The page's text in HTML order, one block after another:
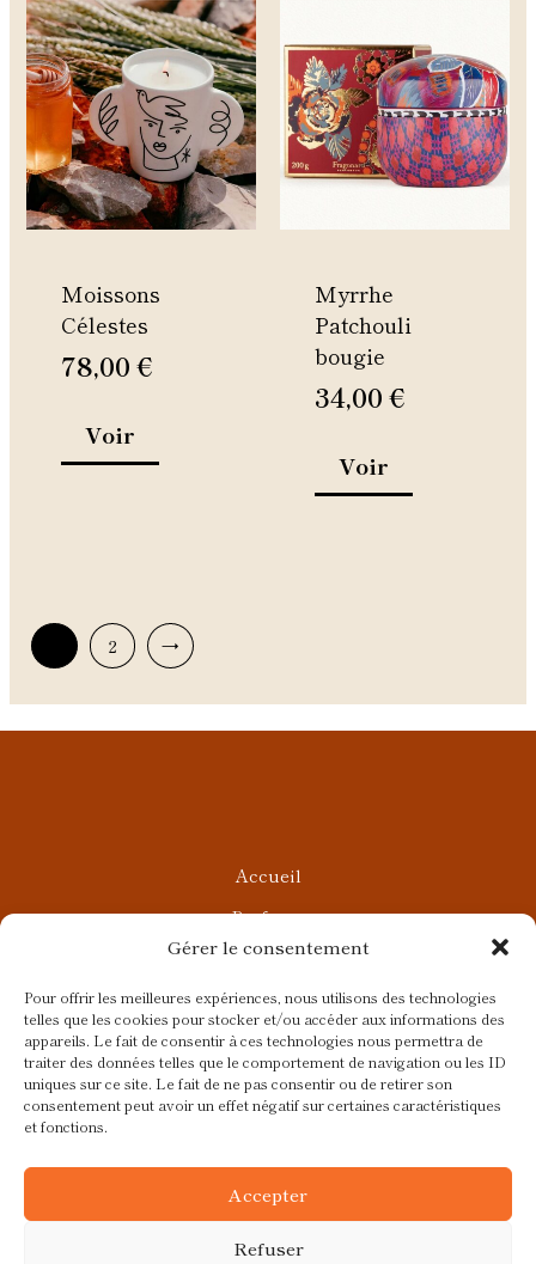
Gérer le consentement
Pour offrir les meilleures expériences, nous utilisons des technologies
telles que les cookies pour stocker et/ou accéder aux informations des
appareils. Le fait de consentir à ces technologies nous permettra de
traiter des données telles que le comportement de navigation ou les ID
uniques sur ce site. Le fait de ne pas consentir ou de retirer son
consentement peut avoir un effet négatif sur certaines caractéristiques
et fonctions.
Accepter
Refuser
Moissons
Célestes
78,00€
Voir
Ce
produit
a
plusieurs
variations.
Les
options
peuvent
choisies
Myrrhe
Patchouli
bougie
34,00 €
Voir
produit
a
plusieurs
variations.
Les
peuvent
2 →
Accueil
Parfums
Ateliers privés
Rendez-vous Beauté
Rendez-vous Parfumés
Contact
Blog